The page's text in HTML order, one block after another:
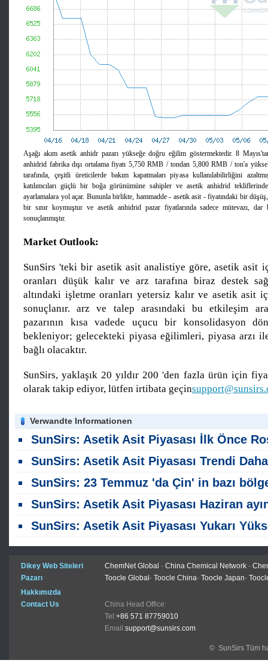
Aşağı akım asetik anhidr pazarı yükseğe doğru eğilim göstermektedir. 8
anhidrid fabrika dışı ortalama fiyatı 5,750 RMB / tondan 5,800 RMB / ton'a
tarafında, çeşitli üreticilerde bakım kapatmaları piyasa kullanılabilirliğini
katılımcıları güçlü bir boğa görünümüne sahipler ve asetik anhidrid
ayarlamalara yol açar. Bununla birlikte, hammadde - asetik asit - fiyatındaki bir düşüş,
bir sınır koymuştur ve asetik anhidrid pazar fiyatlarında sadece mütevazı,
sonuçlanmıştır.
Market Outlook:
SunSirs 'teki bir asetik asit analistiye göre, asetik asit
oranları düşük kalır ve arz tarafına biraz destek
altındaki işletme oranları yetersiz kalır ve asetik asit
sonuçlanır. arz ve talep arasındaki bu etkileşim
pazarının kısa vadede uçucu bir konsolidasyon
bekleniyor; gelecekteki piyasa eğilimleri, piyasa arzı
bağlı olacaktır.
SunSirs, yaklaşık 20 yıldır 200 'den fazla ürün için
olarak takip ediyor, lütfen irtibata geçin
Verwandte Informationen
SunSirs: Asetik Asit Piyasası İlk Önce Rose Ve Sonra Temmuz ayında
SunSirs: Asetik Asit Piyasası Trendi Daha Zayıf Bir Önyargı ile Konsolide
SunSirs: 23 Temmuz 'da Çin' in bazı bölgelerinde asetik asit piyasası
SunSirs: Asetik Asit Piyasası Haziran ayında Fiyatları Düştü ve Sonra
SunSirs: Asetik Asit Piyasası Yukarı
Dikey Web Siteleri ChemNet Global - China Chemical Network -
Pazarı
Toocle Global - Toocle China- Toocle Japan-
Hakkımızda
Contact Us
China Head Office:
Tel:+86 571 87759010
Email:support@sunsirs.com
© SunSirs Tüm